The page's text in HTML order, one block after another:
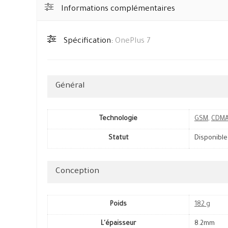
Informations complémentaires
Spécification: OnePlus 7
Général
Technologie GSM,
Statut Disponible
Conception
Poids 182 g
L'épaisseur 8.2mm